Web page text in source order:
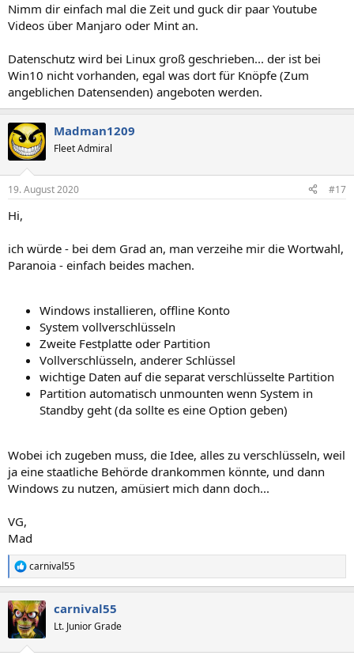
Nimm dir einfach mal die Zeit und guck dir paar Youtube
Videos über Manjaro oder Mint an.
Datenschutz wird bei Linux groß geschrieben... der ist bei
Win10 nicht vorhanden, egal was dort für Knöpfe (Zum
angeblichen Datensenden) angeboten werden.
Madman1209
Fleet Admiral
19. August 2020 #17
Hi,
ich würde - bei dem Grad an, man verzeihe mir die Wortwahl,
Paranoia - einfach beides machen.
Windows installieren, offline Konto
System vollverschlüsseln
Zweite Festplatte oder Partition
Vollverschlüsseln, anderer Schlüssel
wichtige Daten auf die separat verschlüsselte Partition
Partition automatisch unmounten wenn System in
Standby geht (da sollte es eine Option geben)
Wobei ich zugeben muss, die Idee, alles zu verschlüsseln, weil
ja eine staatliche Behörde drankommen könnte, und dann
Windows zu nutzen, amüsiert mich dann doch...
VG,
Mad
R
e
k
t
i
carnival55
carnival55
Lt. Junior Grade